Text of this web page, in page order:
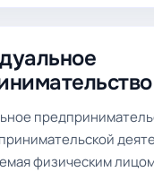
физическим